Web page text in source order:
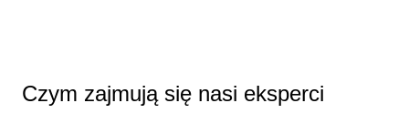
okazję z bliska zobaczyć wszystkie ważne obiekty
archeologiczne. W 2017 roku Ruth rozpoczęła pracę
Czym zajmują się nasi eksperci